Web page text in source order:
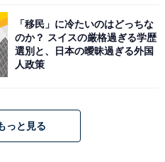
セール】「長瀞温泉 花のおも
」が特別価格で登場中
「移民」に冷たいのはどっちな
のか？ スイスの厳格過ぎる学歴
選別と、日本の曖昧過ぎる外国
人政策
っと見る